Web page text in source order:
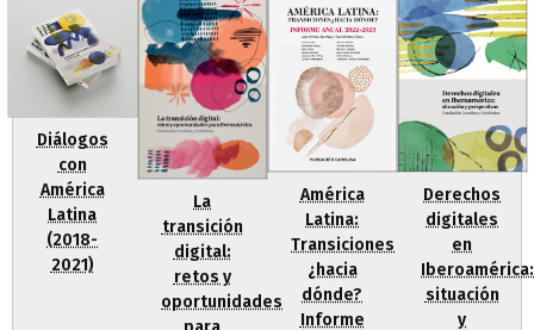
Diálogos
con
América
Latina
(2018-
2021)
La
transición
digital:
retos y
oportunidades
América
Latina:
Transiciones
¿hacia
dónde?
Informe
Derechos
digitales
en
Iberoamérica:
situación
y